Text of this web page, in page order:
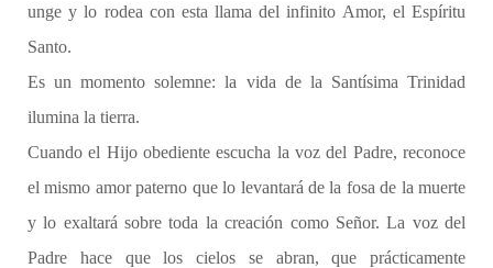
unge y lo rodea con esta llama del infinito Amor, el Espíritu
Santo.
Es un momento solemne: la vida de la Santísima Trinidad
ilumina la tierra.
Cuando el Hijo obediente escucha la voz del Padre, reconoce
el mismo amor paterno que lo levantará de la fosa de la muerte
y lo exaltará sobre toda la creación como Señor. La voz del
Padre hace que los cielos se abran, que prácticamente